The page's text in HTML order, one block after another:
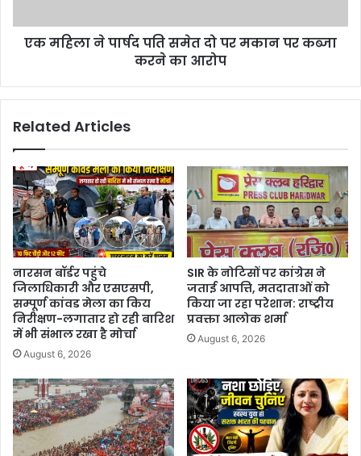
एक महिला ने पार्षद पति समेत दो पर मकान पर कब्जा
करने का आरोप
Related Articles
नारसन बॉर्डर पहुंचे
जिलाधिकारी और एसएसपी,
सम्पूर्ण कांवड मेला का किय
निरीक्षण-लगातार हो रही बारिश
में भी संभाल रखा है मोर्चा
August 6, 2026
SIR के नोटिसों पर कांग्रेस ने
जताई आपत्ति, मतदाताओं को
किया जा रहा परेशान: राष्ट्रीय
प्रवक्ता आलोक शर्मा
August 6, 2026